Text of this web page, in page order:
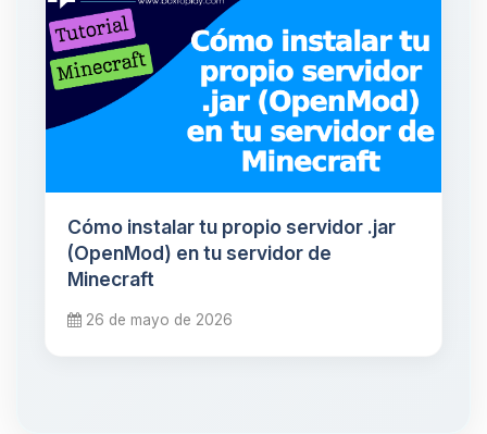
Cómo instalar tu propio servidor .jar
(OpenMod) en tu servidor de
Minecraft
26 de mayo de 2026